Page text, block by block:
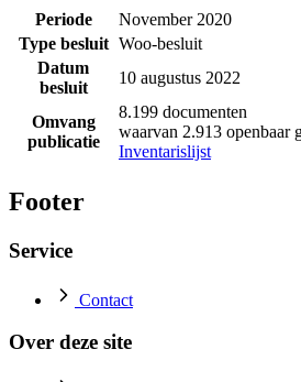
Periode
November 2020
Type besluit Woo-besluit
Datum
besluit
10 augustus 2022
Omvang
publicatie
8.199 documenten
waarvan 2.913 openbaar
Inventarislijst
Footer
Service
Contact
Over deze site